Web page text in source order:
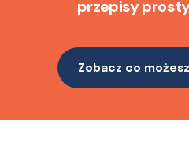
przepisy
Zobacz co